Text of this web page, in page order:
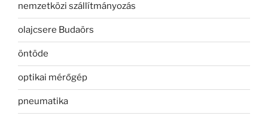
nemzetközi szállítmányozás
olajcsere Budaörs
öntöde
optikai mérőgép
pneumatika